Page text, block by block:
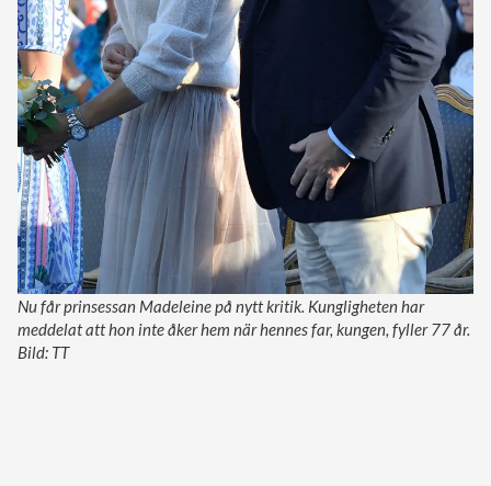
Nu får prinsessan Madeleine på nytt kritik. Kungligheten har
meddelat att hon inte åker hem när hennes far, kungen, fyller 77 år.
Bild: TT